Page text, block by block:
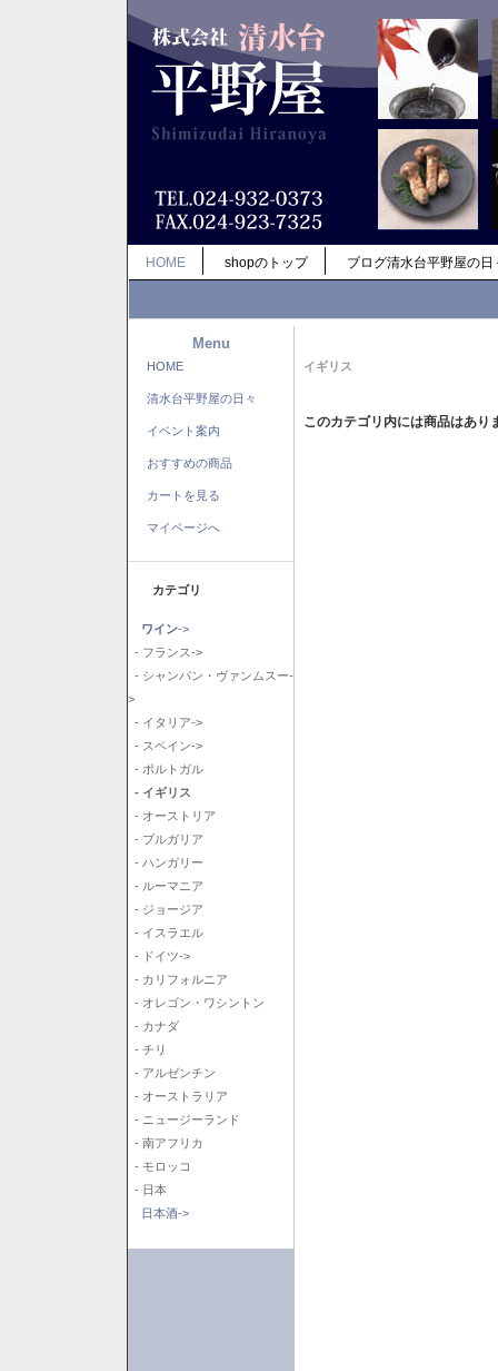
HOME shopのトップ ブログ清水台平野屋の日
Menu
HOME
清水台平野屋の日々
イベント案内
おすすめの商品
カートを見る
マイページへ
カテゴリ
ワイン->
- フランス->
- シャンパン・ヴァンムスー-
>
- イタリア->
- スペイン->
- ポルトガル
- イギリス
- オーストリア
- ブルガリア
- ハンガリー
- ルーマニア
- ジョージア
- イスラエル
- ドイツ->
- カリフォルニア
- オレゴン・ワシントン
- カナダ
- チリ
- アルゼンチン
- オーストラリア
- ニュージーランド
- 南アフリカ
- モロッコ
- 日本
日本酒->
イギリス
このカテゴリ内には商品はあり